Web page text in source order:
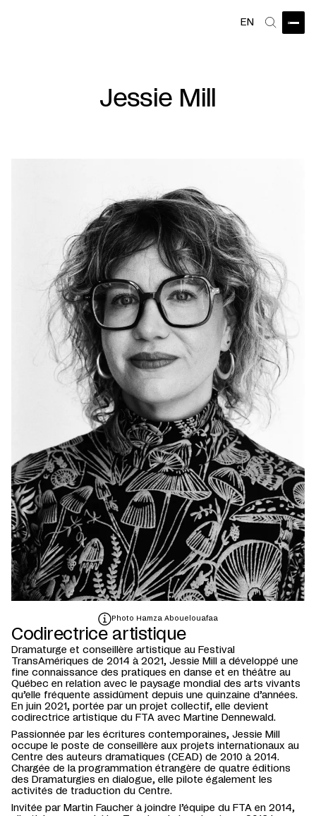
EN
Jessie Mill
Codirectrice artistique
Dramaturge et conseillère artistique au Festival
TransAmériques de 2014 à 2021, Jessie Mill a développé une
fine connaissance des pratiques en danse et en théâtre au
Québec en relation avec le paysage mondial des arts vivants
qu’elle fréquente assidûment depuis une quinzaine d’années.
En juin 2021, portée par un projet collectif, elle devient
codirectrice artistique du FTA avec Martine Dennewald.
Passionnée par les écritures contemporaines, Jessie Mill
occupe le poste de conseillère aux projets internationaux au
Centre des auteurs dramatiques (CEAD) de 2010 à 2014.
Chargée de la programmation étrangère de quatre éditions
des Dramaturgies en dialogue, elle pilote également les
activités de traduction du Centre.
Invitée par Martin Faucher à joindre l’équipe du FTA en 2014,
Photo Hamza Abouelouafaa